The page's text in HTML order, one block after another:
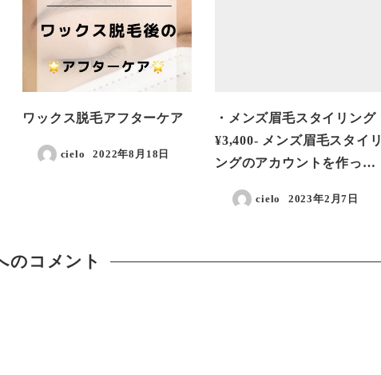
ワックス脱毛アフターケア
cielo
投稿日
2022年8月18日
・メンズ眉毛スタイリング
¥3,400- メンズ眉毛スタイリ
ングのアカウントを作っ…
cielo
投稿日
2023年2月7日
のコメント